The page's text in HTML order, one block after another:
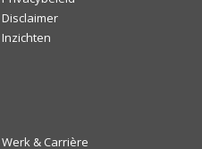
Disclaimer
Inzichten
Werk & Carrière